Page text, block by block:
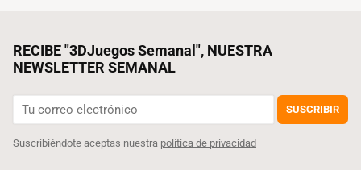
RECIBE "3DJuegos Semanal", NUESTRA
NEWSLETTER SEMANAL
SUSCRIBIR
Suscribiéndote aceptas nuestra política de privacidad